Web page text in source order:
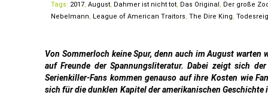
Tags: 2017, August, Dahmer ist nicht tot, Das Original, Der große
Nebelmann, League of American Traitors, The Dire King,
Von Sommerloch keine Spur, denn auch im August
auf Freunde der Spannungsliteratur. Dabei zeigt sich
Serienkiller-Fans kommen genauso auf ihre Kosten wie
sich für die dunklen Kapitel der amerikanischen